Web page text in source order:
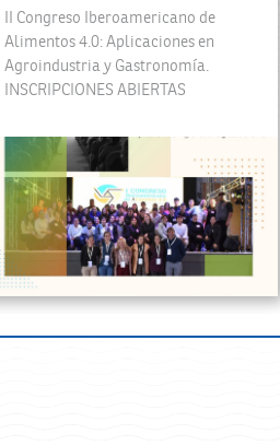
II Congreso Iberoamericano de
Alimentos 4.0: Aplicaciones en
Agroindustria y Gastronomía.
INSCRIPCIONES ABIERTAS